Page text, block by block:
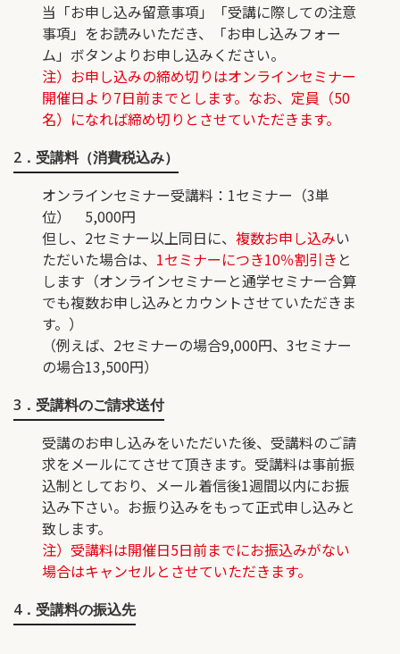
当「お申し込み留意事項」「受講に際しての注意
事項」をお読みいただき、「お申し込みフォー
ム」ボタンよりお申し込みください。
注）お申し込みの締め切りはオンラインセミナー
開催日より7日前までとします。なお、定員（50
名）になれば締め切りとさせていただきます。
2．受講料（消費税込み）
オンラインセミナー受講料 ：1セミナー（3単
位） 5,000円
但し、2セミナー以上同日に、 複数お申し込みい
ただいた場合は、 1セミナーにつき10％割引き と
します（オンラインセミナーと通学セミナー合算
でも複数お申し込みとカウントさせていただきま
す。）
（例えば、2セミナーの場合9,000円、3セミナー
の場合13,500円）
3．受講料のご請求送付
受講のお申し込みをいただいた後、受講料のご請
求をメールにてさせて頂きます。受講料は事前振
込制としており、メール着信後1週間以内にお振
込み下さい。お振り込みをもって正式申し込みと
致します。
注）受講料は開催日5日前までにお振込みがない
場合はキャンセルとさせていただきます。
4．受講料の振込先